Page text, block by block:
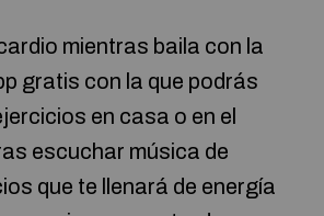
mientras baila con la
gratis con la que podrás
en casa o en el
escuchar música de
que te llenará de energía